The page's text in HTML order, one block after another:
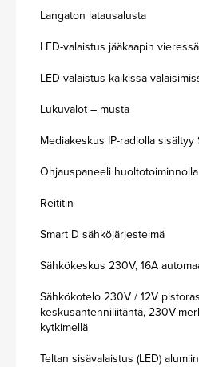
Langaton latausalusta
LED-valaistus jääkaapin
LED-valaistus kaikissa
Lukuvalot – musta
Mediakeskus IP-radiolla sisältyy
Ohjauspaneeli huoltotoiminnolla
Reititin
Smart D sähköjärjestelmä
Sähkökeskus 230V, 16A
Sähkökotelo 230V / 12V
keskusantenniliitäntä, 230V-
kytkimellä
Teltan sisävalaistus (LED)